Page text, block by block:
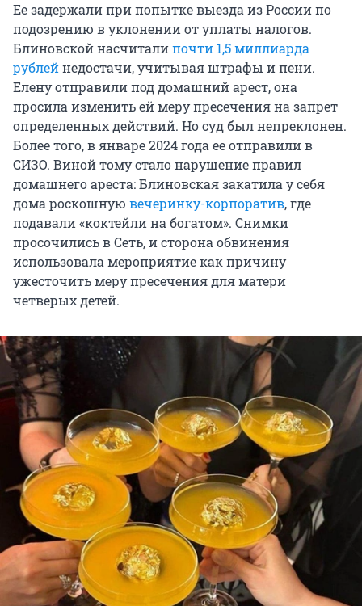
Ее задержали при попытке выезда из России по
подозрению в уклонении от уплаты налогов.
Блиновской насчиталипочти 1,5 миллиарда
рублейнедостачи, учитывая штрафы и пени.
Елену отправили под домашний арест, она
просила изменить ей меру пресечения на запрет
определенных действий. Но суд был непреклонен.
Более того, в январе 2024 года ее отправили в
СИЗО. Виной тому стало нарушение правил
домашнего ареста: Блиновская закатила у себя
дома роскошную вечеринку-корпоратив, где
подавали «коктейли на богатом». Снимки
просочились в Сеть, и сторона обвинения
использовала мероприятие как причину
ужесточить меру пресечения для матери
четверых детей.